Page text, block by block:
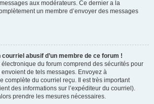
aux modérateurs. Ce dernier a la
un membre d’envoyer des messages
courriel abusif d’un membre de ce forum !
du forum comprend des sécurités pour
de tels messages. Envoyez à
complète du courriel reçu. Il est très important
des informations sur l’expéditeur du courriel).
prendre les mesures nécessaires.